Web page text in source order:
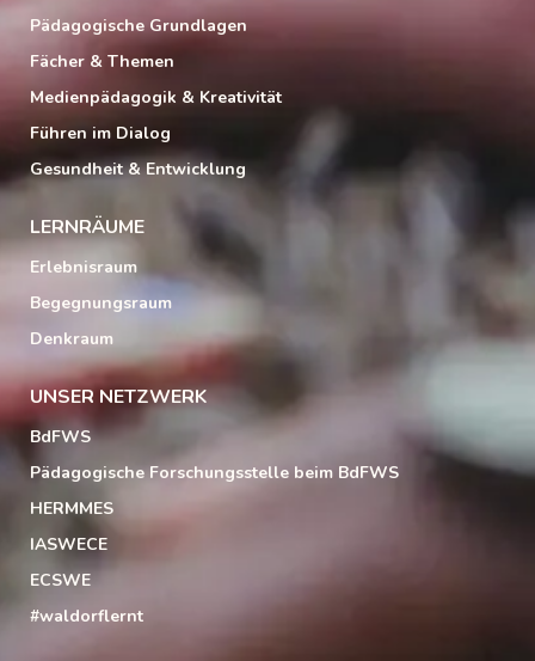
Pädagogische Grundlagen
Fächer & Themen
Medienpädagogik & Kreativität
Führen im Dialog
Gesundheit & Entwicklung
LERNRÄUME
Erlebnisraum
Begegnungsraum
Denkraum
UNSER NETZWERK
BdFWS
Pädagogische Forschungsstelle beim BdFWS
HERMMES
IASWECE
ECSWE
#waldorflernt